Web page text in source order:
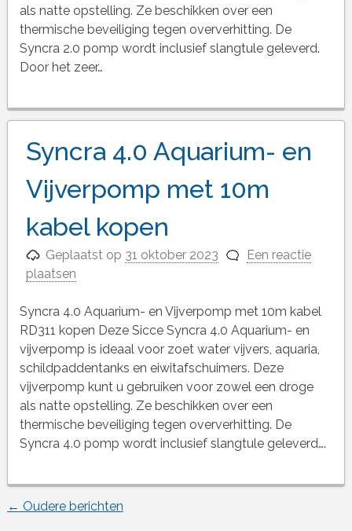
als natte opstelling. Ze beschikken over een
thermische beveiliging tegen oververhitting. De
Syncra 2.0 pomp wordt inclusief slangtule geleverd.
Door het zeer…
Syncra 4.0 Aquarium- en
Vijverpomp met 10m
kabel kopen
Geplaatst op 31 oktober 2023
Een reactie
plaatsen
Syncra 4.0 Aquarium- en Vijverpomp met 10m kabel
RD311 kopen Deze Sicce Syncra 4.0 Aquarium- en
vijverpomp is ideaal voor zoet water vijvers, aquaria,
schildpaddentanks en eiwitafschuimers. Deze
vijverpomp kunt u gebruiken voor zowel een droge
als natte opstelling. Ze beschikken over een
thermische beveiliging tegen oververhitting. De
Syncra 4.0 pomp wordt inclusief slangtule geleverd….
Berichtnavigatie
← Oudere berichten